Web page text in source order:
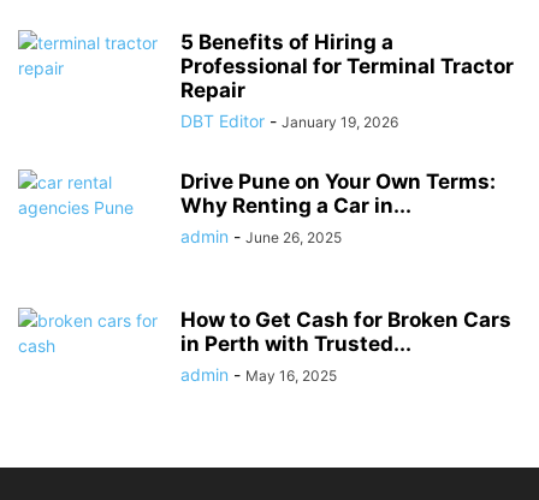
5 Benefits of Hiring a
Professional for Terminal Tractor
Repair
DBT Editor - January 19, 2026
Drive Pune on Your Own Terms:
Why Renting a Car in...
admin - June 26, 2025
How to Get Cash for Broken Cars
in Perth with Trusted...
admin - May 16, 2025